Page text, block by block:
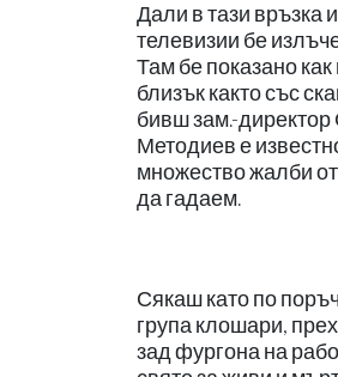
Дали в тази връзка
телевизии бе
Там бе показано
близък както със
бивш зам.-директор
Методиев е
множество жалби
да гадаем.
Сякаш като по
група клошари,
зад фургона на